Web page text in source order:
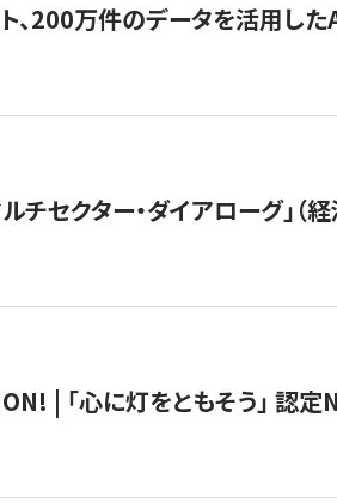
、200万件のデータを活用し
チセクター・ダイアローグ」（
| 「心に灯をともそう」 認